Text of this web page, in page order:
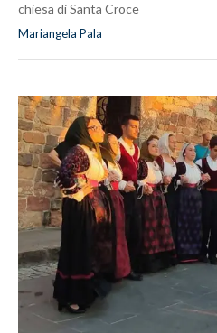
chiesa di Santa Croce
Mariangela Pala